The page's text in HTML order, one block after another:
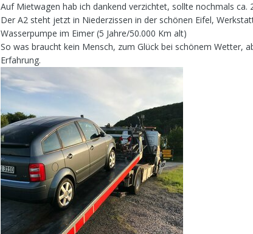
Auf Mietwagen hab ich dankend verzichtet, sollte nochmals ca.
Der A2 steht jetzt in Niederzissen in der schönen Eifel,
Wasserpumpe im Eimer (5 Jahre/50.000 Km alt)
So was braucht kein Mensch, zum Glück bei schönem Wetter,
Erfahrung.